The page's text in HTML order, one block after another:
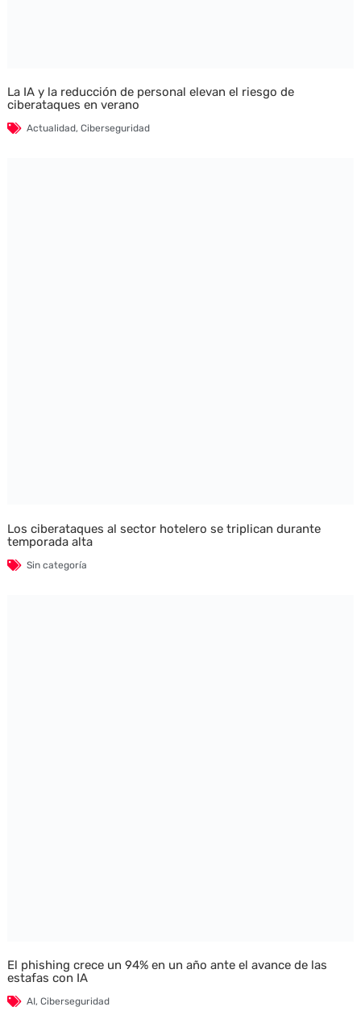
La IA y la reducción de personal elevan el riesgo de
ciberataques en verano
Actualidad, Ciberseguridad
Los ciberataques al sector hotelero se triplican durante
temporada alta
Sin categoría
El phishing crece un 94% en un año ante el avance de las
estafas con IA
AI, Ciberseguridad